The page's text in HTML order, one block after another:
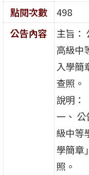
點閱次數
498
公告內容
主旨：
高級中
入學簡
查照。
說明：
一、
級中等
學簡章
照。